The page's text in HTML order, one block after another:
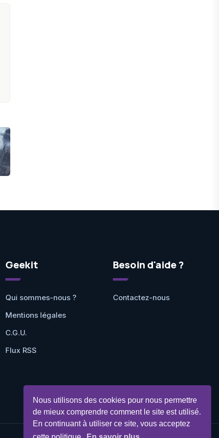
Nous utilisons des cookies pour nous permettre
de mieux comprendre comment le site est utilisé.
En continuant à utiliser ce site, vous acceptez
Geekit
Qui sommes-nous ?
Mentions légales
C.G.U.
Flux RSS
Besoin d'aide ?
Contactez-nous